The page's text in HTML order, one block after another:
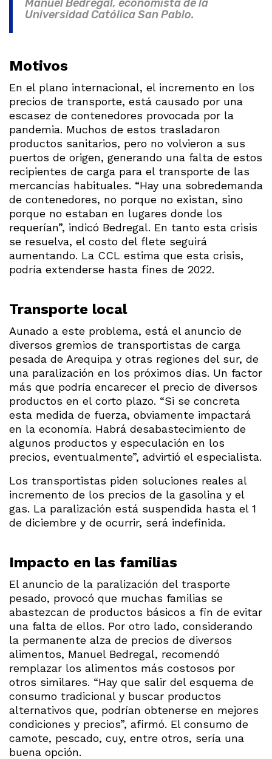
Manuel Bedregal, economista de la
Universidad Católica San Pablo.
Motivos
En el plano internacional, el incremento en los
precios de transporte, está causado por una
escasez de contenedores provocada por la
pandemia. Muchos de estos trasladaron
productos sanitarios, pero no volvieron a sus
puertos de origen, generando una falta de estos
recipientes de carga para el transporte de las
mercancías habituales. “Hay una sobredemanda
de contenedores, no porque no existan, sino
porque no estaban en lugares donde los
requerían”, indicó Bedregal. En tanto esta crisis
se resuelva, el costo del flete seguirá
aumentando. La CCL estima que esta crisis,
podría extenderse hasta fines de 2022.
Transporte local
Aunado a este problema, está el anuncio de
diversos gremios de transportistas de carga
pesada de Arequipa y otras regiones del sur, de
una paralización en los próximos días. Un factor
más que podría encarecer el precio de diversos
productos en el corto plazo. “Si se concreta
esta medida de fuerza, obviamente impactará
en la economía. Habrá desabastecimiento de
algunos productos y especulación en los
precios, eventualmente”, advirtió el especialista.
Los transportistas piden soluciones reales al
incremento de los precios de la gasolina y el
gas. La paralización está suspendida hasta el 1
de diciembre y de ocurrir, será indefinida.
Impacto en las familias
El anuncio de la paralización del trasporte
pesado, provocó que muchas familias se
abastezcan de productos básicos a fin de evitar
una falta de ellos. Por otro lado, considerando
la permanente alza de precios de diversos
alimentos, Manuel Bedregal, recomendó
remplazar los alimentos más costosos por
otros similares. “Hay que salir del esquema de
consumo tradicional y buscar productos
alternativos que, podrían obtenerse en mejores
condiciones y precios”, afirmó. El consumo de
camote, pescado, cuy, entre otros, sería una
buena opción.